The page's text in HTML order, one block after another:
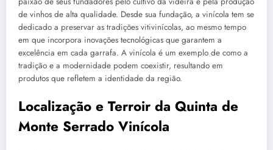
de vinhos de alta qualidade. Desde sua fundação, a vinícola tem se
dedicado a preservar as tradições vitivinícolas, ao mesmo tempo
em que incorpora inovações tecnológicas que garantem a
excelência em cada garrafa. A vinícola é um exemplo de como a
tradição e a modernidade podem coexistir, resultando em
produtos que refletem a identidade da região.
Localização e Terroir da Quinta de
Monte Serrado Vinícola